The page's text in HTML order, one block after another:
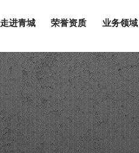
走进青城
集团简
荣誉资质
营业执照/资质证书/安全
业务领域
青